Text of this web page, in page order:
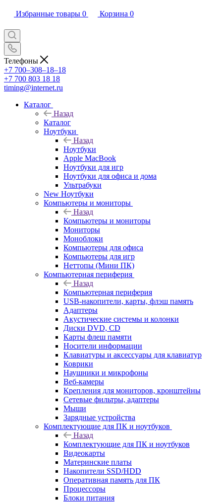
Избранные товары 0 Корзина 0
Телефоны
+7 700‒308‒18‒18
+7 700 803 18 18
timing@internet.ru
Каталог
Назад
Каталог
Ноутбуки
Назад
Ноутбуки
Apple MacBook
Ноутбуки для игр
Ноутбуки для офиса и дома
Ультрабуки
New Ноутбуки
Компьютеры и мониторы
Назад
Компьютеры и мониторы
Мониторы
Моноблоки
Компьютеры для офиса
Компьютеры для игр
Неттопы (Мини ПК)
Компьютерная периферия
Назад
Компьютерная периферия
USB-накопители, карты, флэш память
Адаптеры
Акустические системы и колонки
Диски DVD, CD
Карты флеш памяти
Носители информации
Клавиатуры и аксессуары для клавиатур
Коврики
Наушники и микрофоны
Веб-камеры
Крепления для мониторов, кронштейны
Сетевые фильтры, адаптеры
Мыши
Зарядные устройства
Комплектующие для ПК и ноутбуков
Назад
Комплектующие для ПК и ноутбуков
Видеокарты
Материнские платы
Накопители SSD/HDD
Оперативная память для ПК
Процессоры
Блоки питания